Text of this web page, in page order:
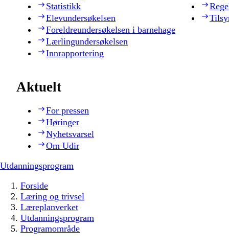
Statistikk
Elevundersøkelsen
Foreldreundersøkelsen i barnehage
Lærlingundersøkelsen
Innrapportering
Aktuelt
For pressen
Høringer
Nyhetsvarsel
Om Udir
Utdanningsprogram
Forside
Læring og trivsel
Læreplanverket
Utdanningsprogram
Programområde